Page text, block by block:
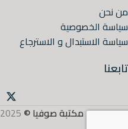
من نحن
سياسة الخصوصية
سياسة الاستبدال و الاسترجاع
تابعنا
مكتبة صوفيا © 2025 | Design by